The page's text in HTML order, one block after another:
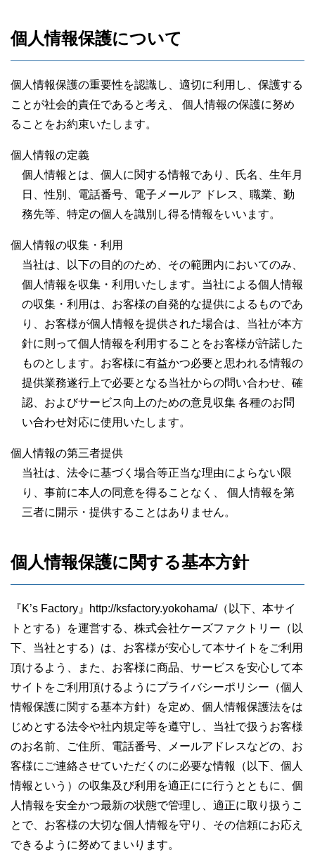
個人情報保護について
個人情報保護の重要性を認識し、適切に利用し、保護する
ことが社会的責任であると考え、 個人情報の保護に努め
ることをお約束いたします。
個人情報の定義
個人情報とは、個人に関する情報であり、氏名、生年月
日、性別、電話番号、電子メールア ドレス、職業、勤
務先等、特定の個人を識別し得る情報をいいます。
個人情報の収集・利用
当社は、以下の目的のため、その範囲内においてのみ、
個人情報を収集・利用いたします。当社による個人情報
の収集・利用は、お客様の自発的な提供によるものであ
り、お客様が個人情報を提供された場合は、当社が本方
針に則って個人情報を利用することをお客様が許諾した
ものとします。お客様に有益かつ必要と思われる情報の
提供業務遂行上で必要となる当社からの問い合わせ、確
認、およびサービス向上のための意見収集 各種のお問
い合わせ対応に使用いたします。
個人情報の第三者提供
当社は、法令に基づく場合等正当な理由によらない限
り、事前に本人の同意を得ることなく、 個人情報を第
三者に開示・提供することはありません。
個人情報保護に関する基本方針
『K’s Factory』http://ksfactory.yokohama/（以下、本サイ
トとする）を運営する、株式会社ケーズファクトリー（以
下、当社とする）は、お客様が安心して本サイトをご利用
頂けるよう、また、お客様に商品、サービスを安心して本
サイトをご利用頂けるようにプライバシーポリシー（個人
情報保護に関する基本方針）を定め、個人情報保護法をは
じめとする法令や社内規定等を遵守し、当社で扱うお客様
のお名前、ご住所、電話番号、メールアドレスなどの、お
客様にご連絡させていただくのに必要な情報（以下、個人
情報という）の収集及び利用を適正にに行うとともに、個
人情報を安全かつ最新の状態で管理し、適正に取り扱うこ
とで、お客様の大切な個人情報を守り、その信頼にお応え
できるように努めてまいります。